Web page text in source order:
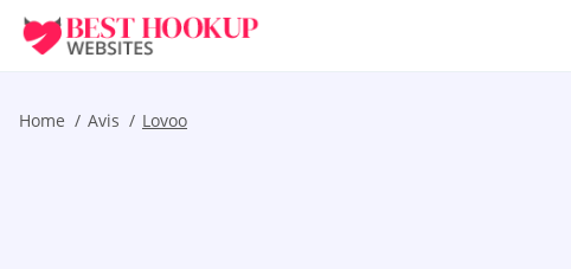
Home Avis Lovoo